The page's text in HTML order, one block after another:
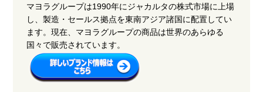
マヨラグループは1990年にジャカルタの株式市場に上場
し、製造・セールス拠点を東南アジア諸国に配置してい
ます。現在、マヨラグループの商品は世界のあらゆる
国々で販売されています。